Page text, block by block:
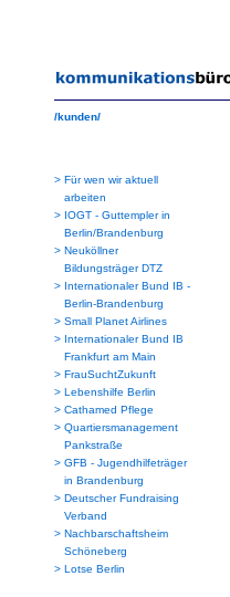
/kunden/
> Für wen wir aktuell
arbeiten
> IOGT - Guttempler in
Berlin/Brandenburg
> Neuköllner
Bildungsträger DTZ
> Internationaler Bund IB -
Berlin-Brandenburg
> Small Planet Airlines
> Internationaler Bund IB
Frankfurt am Main
> FrauSuchtZukunft
> Lebenshilfe Berlin
> Cathamed Pflege
> Quartiersmanagement
Pankstraße
> GFB - Jugendhilfeträger
in Brandenburg
> Deutscher Fundraising
Verband
> Nachbarschaftsheim
Schöneberg
> Lotse Berlin